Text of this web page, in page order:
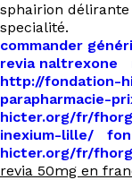
sphairion
specialité.
commander
revia naltrexone
http://fondation-
parapharmacie-
hicter.org/fr/
inexium-lille/
hicter.org/fr/
revia 50mg en